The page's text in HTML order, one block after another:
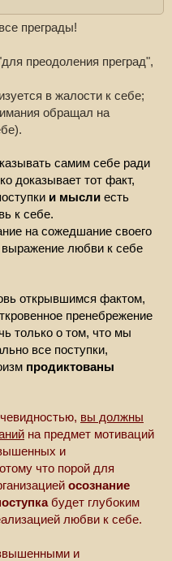
преграды!
преодоления преград",
в жалости к себе;
обращал на
самим себе ради
доказывает тот факт,
и мысли есть
к себе.
на сожедшание своего
выражение любви к себе
открывшимся фактом,
пренебрежение
только о том, что мы
все поступки,
продиктованы
вы должны
на предмет мотиваций
и
что порой для
осознание
будет глубоким
любви к себе.
и